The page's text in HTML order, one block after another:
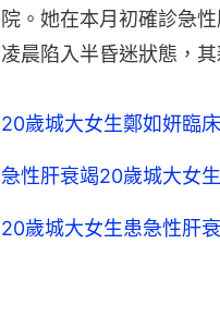
院。她在本月初確診急
凌晨陷入半昏迷狀態，
20歲城大女生鄭如妍臨
急性肝衰竭20歲城大女
20歲城大女生患急性